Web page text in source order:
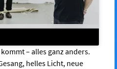
– alles ganz anders.
helles Licht, neue